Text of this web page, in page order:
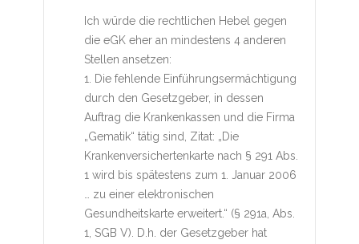
Ich würde die rechtlichen Hebel gegen
die eGK eher an mindestens 4 anderen
Stellen ansetzen:
1. Die fehlende Einführungsermächtigung
durch den Gesetzgeber, in dessen
Auftrag die Krankenkassen und die Firma
„Gematik“ tätig sind, Zitat: „Die
Krankenversichertenkarte nach § 291 Abs.
1 wird bis spätestens zum 1. Januar 2006
… zu einer elektronischen
Gesundheitskarte erweitert.“ (§ 291a, Abs.
1, SGB V). D.h. der Gesetzgeber hat